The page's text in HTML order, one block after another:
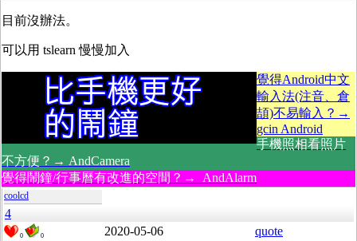
目前沒辦法。
可以用 tslearn 慢慢加入
覺得Android中文
輸入法(注音、倉
頡)不易輸入？→
gcin Android
手機照相看照片
不方便？→ AndCamera
覺得鬧鐘/行事曆有改進的空間？→ AndAlarm
coolcd
4
0 0 2020-05-06 quote